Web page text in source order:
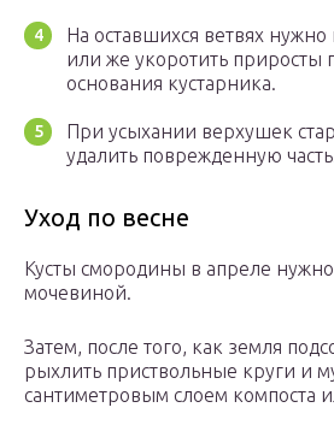
На оставшихся ветвях
или же укоротить приросты
основания кустарника.
При усыхании верхушек
удалить поврежденную
Уход по весне
Кусты смородины в апреле
мочевиной.
Затем, после того, как земля
рыхлить приствольные круги и
сантиметровым слоем компоста